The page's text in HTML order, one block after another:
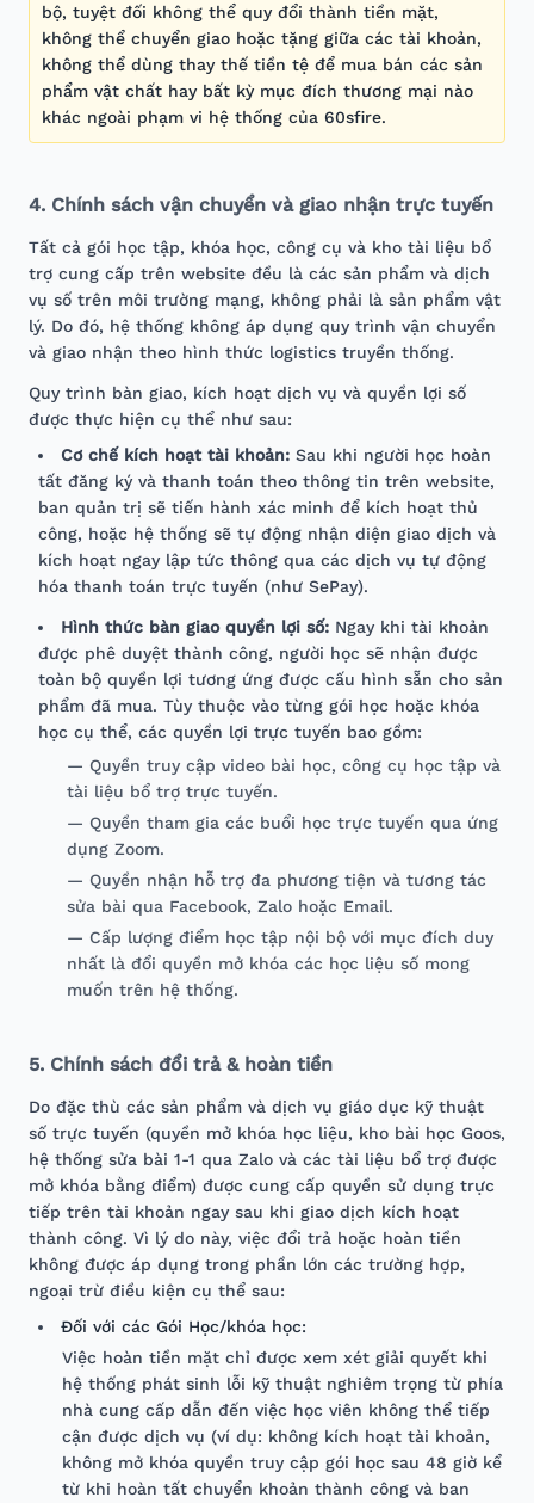
bộ, tuyệt đối không thể quy đổi thành tiền mặt,
không thể chuyển giao hoặc tặng giữa các tài khoản,
không thể dùng thay thế tiền tệ để mua bán các sản
phẩm vật chất hay bất kỳ mục đích thương mại nào
khác ngoài phạm vi hệ thống của 60sfire.
4. Chính sách vận chuyển và giao nhận trực tuyến
Tất cả gói học tập, khóa học, công cụ và kho tài liệu bổ
trợ cung cấp trên website đều là các sản phẩm và dịch
vụ số trên môi trường mạng, không phải là sản phẩm vật
lý. Do đó, hệ thống không áp dụng quy trình vận chuyển
và giao nhận theo hình thức logistics truyền thống.
Quy trình bàn giao, kích hoạt dịch vụ và quyền lợi số
được thực hiện cụ thể như sau:
Cơ chế kích hoạt tài khoản: Sau khi người học hoàn
tất đăng ký và thanh toán theo thông tin trên website,
ban quản trị sẽ tiến hành xác minh để kích hoạt thủ
công, hoặc hệ thống sẽ tự động nhận diện giao dịch và
kích hoạt ngay lập tức thông qua các dịch vụ tự động
hóa thanh toán trực tuyến (như SePay).
Hình thức bàn giao quyền lợi số: Ngay khi tài khoản
được phê duyệt thành công, người học sẽ nhận được
toàn bộ quyền lợi tương ứng được cấu hình sẵn cho sản
phẩm đã mua. Tùy thuộc vào từng gói học hoặc khóa
học cụ thể, các quyền lợi trực tuyến bao gồm:
— Quyền truy cập video bài học, công cụ học tập và
tài liệu bổ trợ trực tuyến.
— Quyền tham gia các buổi học trực tuyến qua ứng
dụng Zoom.
— Quyền nhận hỗ trợ đa phương tiện và tương tác
sửa bài qua Facebook, Zalo hoặc Email.
— Cấp lượng điểm học tập nội bộ với mục đích duy
nhất là đổi quyền mở khóa các học liệu số mong
muốn trên hệ thống.
5. Chính sách đổi trả & hoàn tiền
Do đặc thù các sản phẩm và dịch vụ giáo dục kỹ thuật
số trực tuyến (quyền mở khóa học liệu, kho bài học Goos,
hệ thống sửa bài 1-1 qua Zalo và các tài liệu bổ trợ được
mở khóa bằng điểm) được cung cấp quyền sử dụng trực
tiếp trên tài khoản ngay sau khi giao dịch kích hoạt
thành công. Vì lý do này, việc đổi trả hoặc hoàn tiền
không được áp dụng trong phần lớn các trường hợp,
ngoại trừ điều kiện cụ thể sau:
Đối với các Gói Học/khóa học:
Việc hoàn tiền mặt chỉ được xem xét giải quyết khi
hệ thống phát sinh lỗi kỹ thuật nghiêm trọng từ phía
nhà cung cấp dẫn đến việc học viên không thể tiếp
cận được dịch vụ (ví dụ: không kích hoạt tài khoản,
không mở khóa quyền truy cập gói học sau 48 giờ kể
từ khi hoàn tất chuyển khoản thành công và ban